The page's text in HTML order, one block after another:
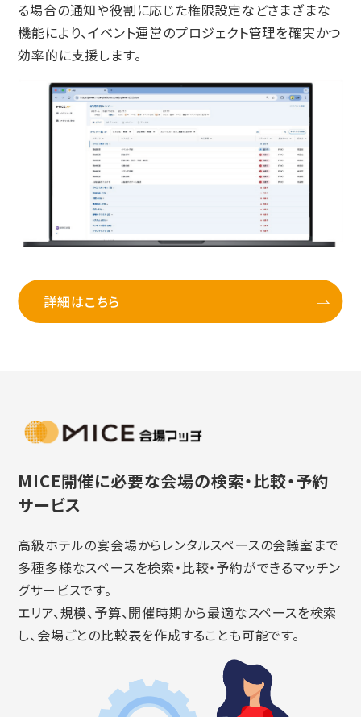
る場合の通知や役割に応じた権限設定などさまざまな
機能により、イベント運営のプロジェクト管理を確実かつ
効率的に支援します。
詳細はこちら
MICE開催に必要な会場の検索・比較・予約
サービス
高級ホテルの宴会場からレンタルスペースの会議室まで
多種多様なスペースを検索・比較・予約ができるマッチン
グサービスです。
エリア、規模、予算、開催時期から最適なスペースを検索
し、会場ごとの比較表を作成することも可能です。